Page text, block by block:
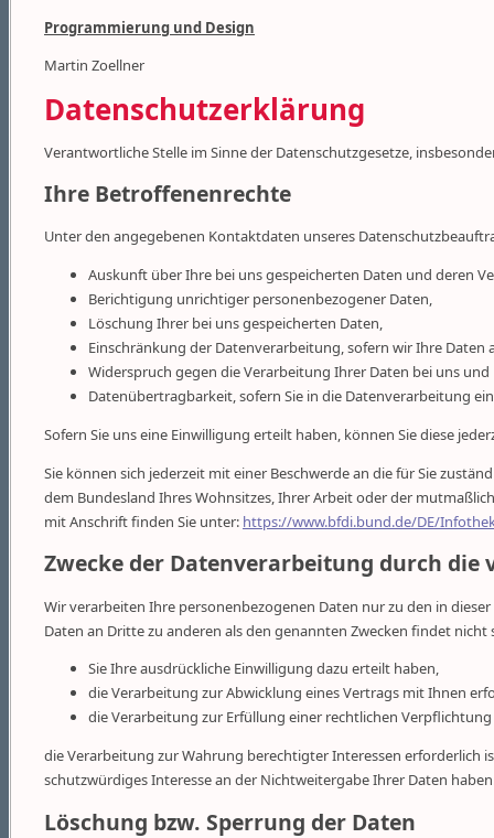
Programmierung und Design
Martin Zoellner
Datenschutzerklärung
Verantwortliche Stelle im Sinne der Datenschutzgesetze,
Ihre Betroffenenrechte
Unter den angegebenen Kontaktdaten unseres
Auskunft über Ihre bei uns gespeicherten Daten und deren
Berichtigung unrichtiger personenbezogener Daten,
Löschung Ihrer bei uns gespeicherten Daten,
Einschränkung der Datenverarbeitung, sofern wir Ihre
Widerspruch gegen die Verarbeitung Ihrer Daten bei uns und
Datenübertragbarkeit, sofern Sie in die Datenverarbeitung
Sofern Sie uns eine Einwilligung erteilt haben, können Sie diese
Sie können sich jederzeit mit einer Beschwerde an die für Sie
dem Bundesland Ihres Wohnsitzes, Ihrer Arbeit oder der
mit Anschrift finden Sie unter: https://www.bfdi.bund.de/DE/
Zwecke der Datenverarbeitung durch
Wir verarbeiten Ihre personenbezogenen Daten nur zu den in
Daten an Dritte zu anderen als den genannten Zwecken findet
Sie Ihre ausdrückliche Einwilligung dazu erteilt haben,
die Verarbeitung zur Abwicklung eines Vertrags mit Ihnen
die Verarbeitung zur Erfüllung einer rechtlichen
die Verarbeitung zur Wahrung berechtigter Interessen erforderlich
schutzwürdiges Interesse an der Nichtweitergabe Ihrer Daten
Löschung bzw. Sperrung der Daten